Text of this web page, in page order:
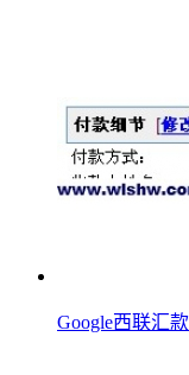
Google西联汇